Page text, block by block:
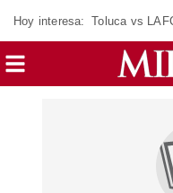
Hoy interesa: Toluca vs